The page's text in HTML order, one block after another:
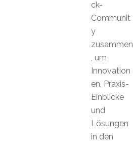
ck-
Communit
y
zusammen
, um
Innovation
en, Praxis-
Einblicke
und
Lösungen
in den